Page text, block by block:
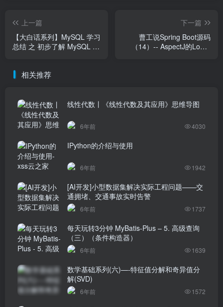
上一篇
【大白话系列】MySQL 学习
总结 之 初步了解 MySQL 的
下一篇
曹工说Spring Boot源码
（14）-- AspectJ的Load-
相关推荐
线性代数丨《线性代数及其应用》思维导图
6年前 4030
IPython的介绍与使用
6年前 1942
[AI开发]小型数据集解决实际工程问题——交
通拥堵、交通事故实时告警
6年前 1737
每天玩转3分钟 MyBatis-Plus – 5. 高级查询
（三）（条件构造器）
6年前 1639
数学基础系列(六)—-特征值分解和奇异值分
解(SVD)
6年前 1572